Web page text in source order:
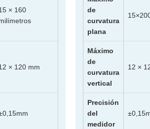
× 160
× 120 mm
de
curvatura
plana
Máximo
de
curvatura
vertical
12 ×
Precisión
del
medidor